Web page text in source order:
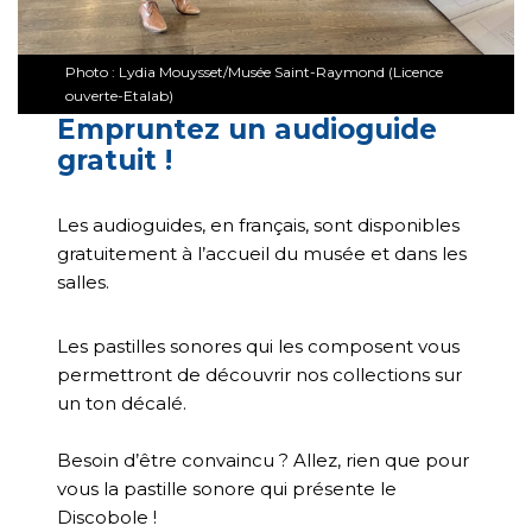
Photo : Lydia Mouysset/Musée Saint-Raymond (Licence
ouverte-Etalab)
Empruntez un audioguide
gratuit !
Les audioguides, en français, sont disponibles
gratuitement à l’accueil du musée et dans les
salles.
Les pastilles sonores qui les composent vous
permettront de découvrir nos collections sur
un ton décalé.
Besoin d’être convaincu ? Allez, rien que pour
vous la pastille sonore qui présente le
Discobole !